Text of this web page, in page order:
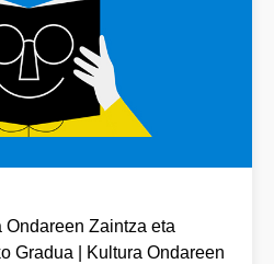
Zaintza eta
Gradua | Kultura Ondareen